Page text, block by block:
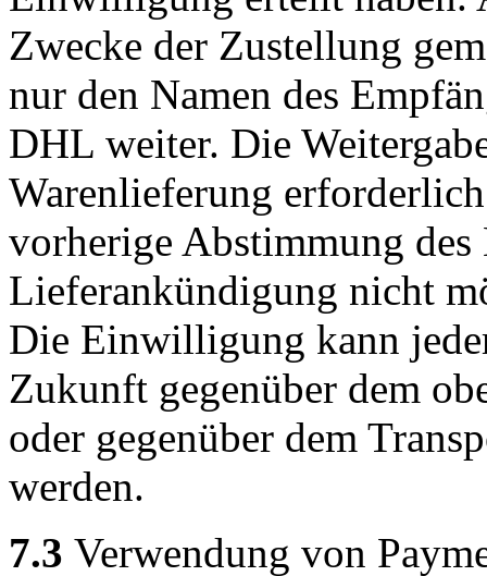
Zwecke der Zustellung
nur den Namen des
DHL weiter. Die
Warenlieferung
vorherige Abstimmung
Lieferankündigung nicht
Die Einwilligung kann
Zukunft gegenüber dem
oder gegenüber dem
werden.
7.3 Verwendung von